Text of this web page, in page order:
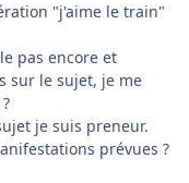
"j'aime le train"
pas encore et
sur le sujet, je me
je suis preneur.
prévues ?